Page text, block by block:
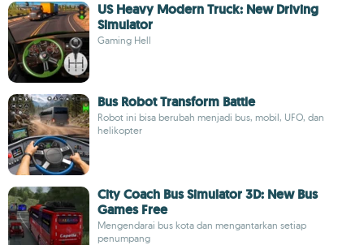
US Heavy Modern Truck: New Driving
Simulator
Gaming Hell
Bus Robot Transform Battle
Robot ini bisa berubah menjadi bus, mobil, UFO, dan
helikopter
City Coach Bus Simulator 3D: New Bus
Games Free
Mengendarai bus kota dan mengantarkan setiap
penumpang